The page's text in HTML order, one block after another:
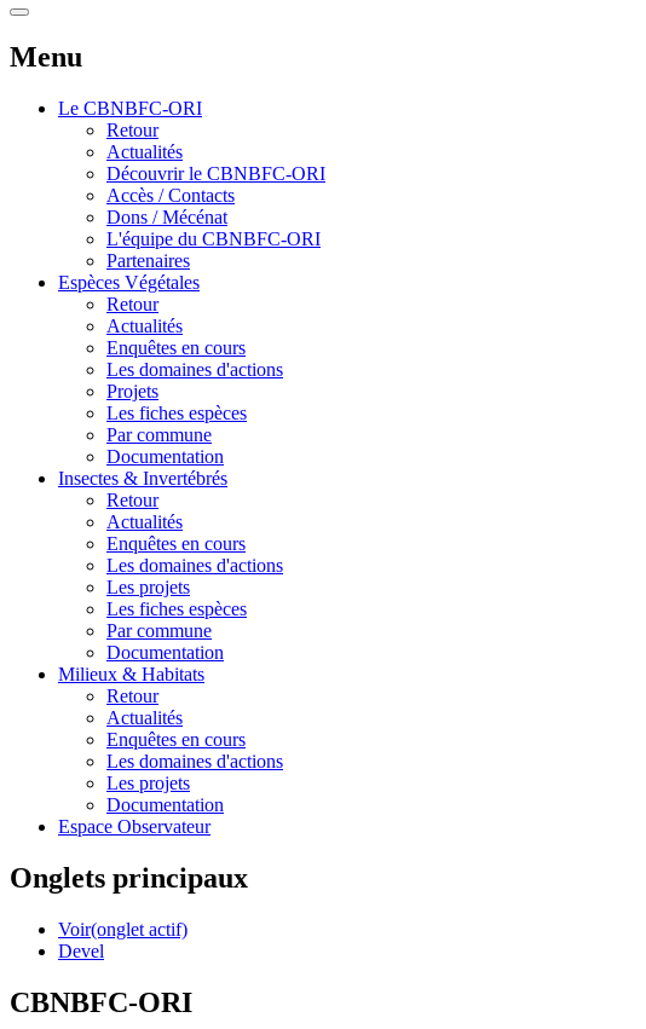
Menu
Le CBNBFC-ORI
Retour
Actualités
Découvrir le CBNBFC-ORI
Accès / Contacts
Dons / Mécénat
L'équipe du CBNBFC-ORI
Partenaires
Espèces Végétales
Retour
Actualités
Enquêtes en cours
Les domaines d'actions
Projets
Les fiches espèces
Par commune
Documentation
Insectes & Invertébrés
Retour
Actualités
Enquêtes en cours
Les domaines d'actions
Les projets
Les fiches espèces
Par commune
Documentation
Milieux & Habitats
Retour
Actualités
Enquêtes en cours
Les domaines d'actions
Les projets
Documentation
Espace Observateur
Onglets principaux
Voir(onglet actif)
Devel
CBNBFC-ORI